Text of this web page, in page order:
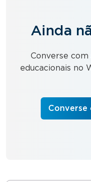
Ainda
Converse com
educacionais no
Converse